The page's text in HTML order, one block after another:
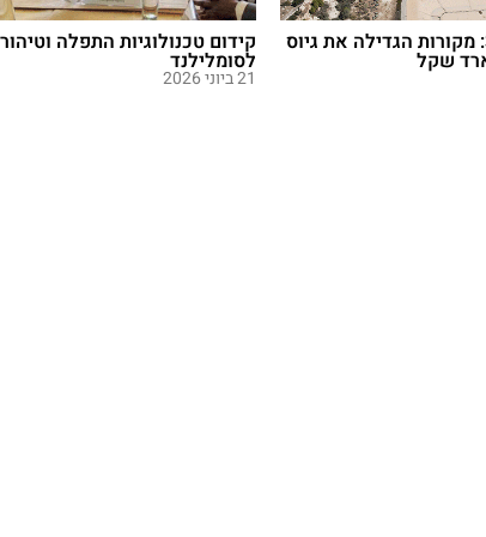
ביקושי יתר של פי 3: מקורות הגדילה את גיוס קידום טכנולוגיות התפלה
לסומלילנד
21 ביוני 2026